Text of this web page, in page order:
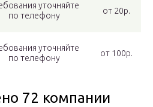
уточняйте
по телефону
от 20р.
уточняйте
по телефону
от 100р.
72 компании